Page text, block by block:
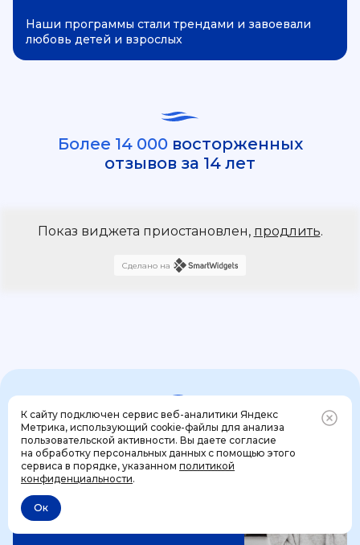
Позвонить+7 (499) 444-31-53
К сайту подключен сервис веб-аналитики Яндекс
Метрика, использующий cookie-файлы для анализа
пользовательской активности. Вы даете согласие
на обработку персональных данных с помощью этого
сервиса в порядке, указанном политикой
конфиденциальности.
Ок
Наши программы стали трендами и завоевали
любовь детей и взрослых
Более 14 000восторженных
отзывов за 14 лет
Показ виджета приостановлен, продлить.
Сделано на
4 шага к идеальному
празднику вашей мечты
1 шаг